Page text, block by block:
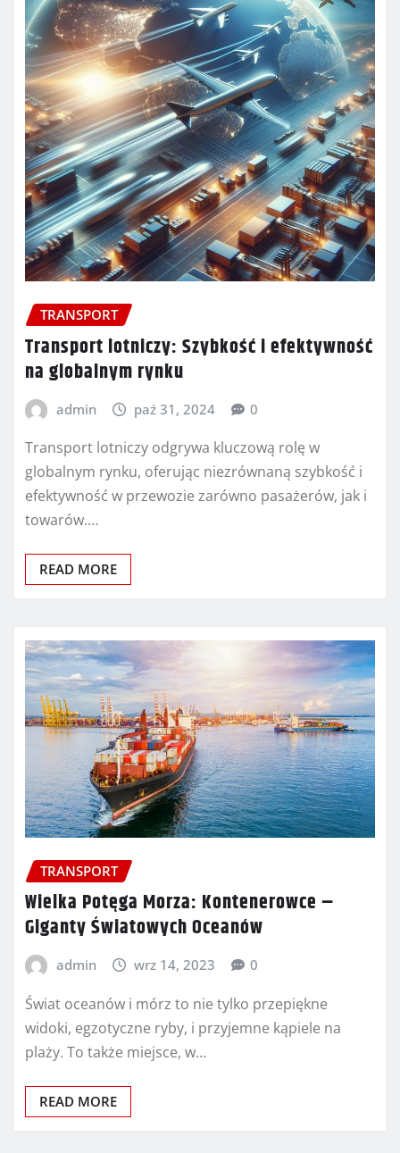
TRANSPORT
Transport lotniczy: Szybkość i efektywność
na globalnym rynku
admin paź 31, 2024 0
Transport lotniczy odgrywa kluczową rolę w
globalnym rynku, oferując niezrównaną szybkość i
efektywność w przewozie zarówno pasażerów, jak i
towarów.…
READ MORE
TRANSPORT
Wielka Potęga Morza: Kontenerowce –
Giganty Światowych Oceanów
admin wrz 14, 2023 0
Świat oceanów i mórz to nie tylko przepiękne
widoki, egzotyczne ryby, i przyjemne kąpiele na
plaży. To także miejsce, w…
READ MORE